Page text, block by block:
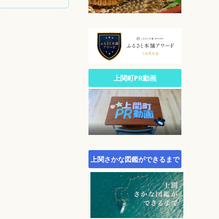
文化
広報
統計
行財政
農林水産業
施策・計画
町議会
オープンデータサイト
上関町PR動画
上関さかな図鑑ができるまで